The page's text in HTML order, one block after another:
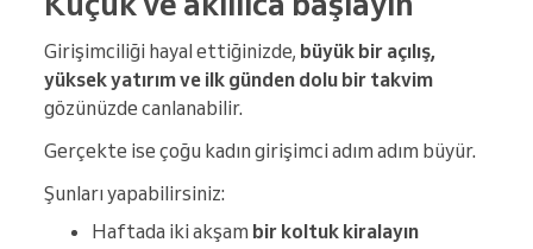
Girişimciliği hayal ettiğinizde, büyük bir açılış,
yüksek yatırım ve ilk günden dolu bir takvim
gözünüzde canlanabilir.
Gerçekte ise çoğu kadın girişimci adım adım büyür.
Şunları yapabilirsiniz:
Haftada iki akşam bir koltuk kiralayın